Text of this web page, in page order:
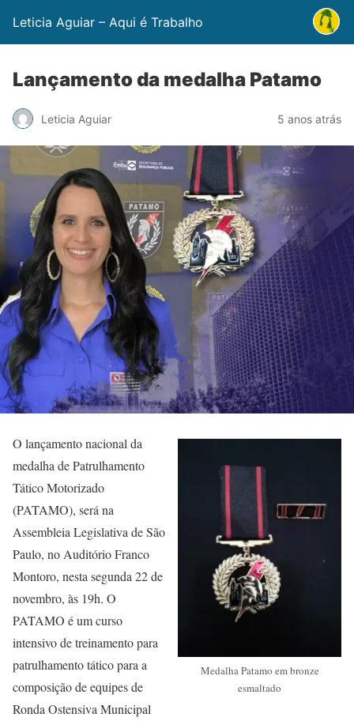
Leticia Aguiar – Aqui é Trabalho
Lançamento da medalha Patamo
Leticia Aguiar 5 anos atrás
Medalha Patamo em bronze
esmaltado
O lançamento nacional da
medalha de Patrulhamento
Tático Motorizado
(PATAMO), será na
Assembleia Legislativa de São
Paulo, no Auditório Franco
Montoro, nesta segunda 22 de
novembro, às 19h. O
PATAMO é um curso
intensivo de treinamento para
patrulhamento tático para a
composição de equipes de
Ronda Ostensiva Municipal